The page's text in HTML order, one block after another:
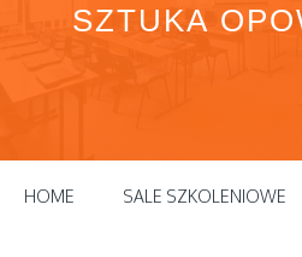
SZTUKA
HOME SALE SZKOLENIOWE